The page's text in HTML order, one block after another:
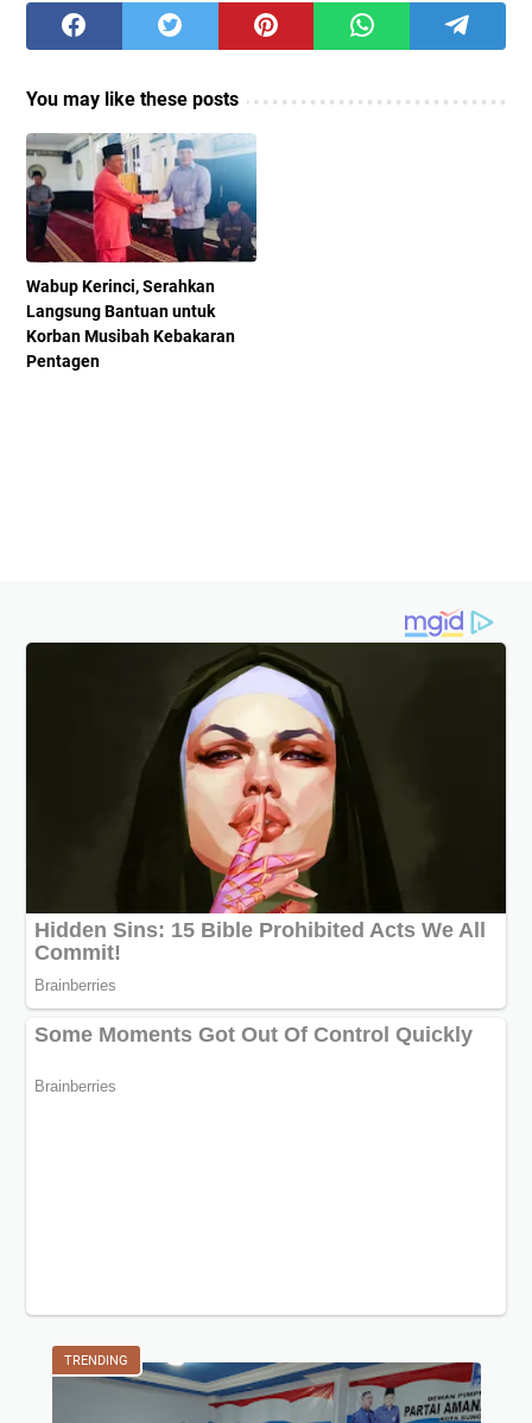
You may like these posts
Wabup Kerinci, Serahkan
Langsung Bantuan untuk
Korban Musibah Kebakaran
Pentagen
TRENDING